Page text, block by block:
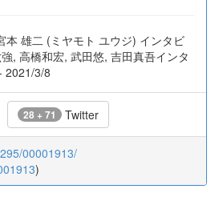
本 雄二 (ミヤモト ユウジ) インタビ
, 高橋和宏, 武田悠, 吉田真吾インタ
2021/3/8
28 + 71 Twitter
00001913/
)